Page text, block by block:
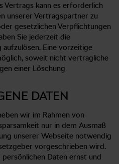
Vertrags kann es erforderlich
unserer Vertragspartner zu
gesetzlichen Verpflichtungen
Sie jederzeit die
Eine vorzeitige
soweit nicht vertragliche
einer Löschung
DATEN
wir im Rahmen von
nur in dem Ausmaß
unserer Webseite notwendig
vorgeschrieben wird.
Daten ernst und